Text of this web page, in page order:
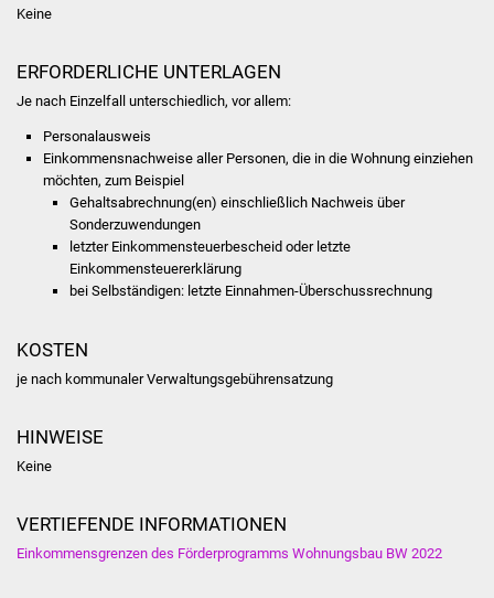
Gesundheit und Notfall
Pflege von Angehörigen
Index
ÖPNV
Stadtfest
Keine
ERFORDERLICHE UNTERLAGEN
Je nach Einzelfall unterschiedlich, vor allem:
Personalausweis
Einkommensnachweise aller Personen, die in die Wohnung einziehen
möchten, zum Beispiel
Gehaltsabrechnung(en) einschließlich Nachweis über
Sonderzuwendungen
letzter Einkommensteuerbescheid oder letzte
Einkommensteuererklärung
bei Selbständigen: letzte Einnahmen-Überschussrechnung
KOSTEN
je nach kommunaler Verwaltungsgebührensatzung
HINWEISE
Keine
VERTIEFENDE INFORMATIONEN
Einkommensgrenzen des Förderprogramms Wohnungsbau BW 2022